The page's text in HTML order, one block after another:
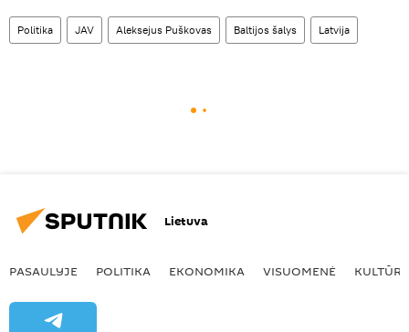
Politika JAV Aleksejus Puškovas Baltijos šalys Latvija
Lietuva
PASAULYJE POLITIKA EKONOMIKA VISUOMENĖ KULTŪRA